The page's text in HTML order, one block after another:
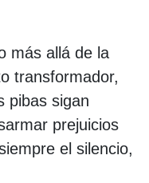
más allá de la
transformador,
pibas sigan
prejuicios
el silencio,